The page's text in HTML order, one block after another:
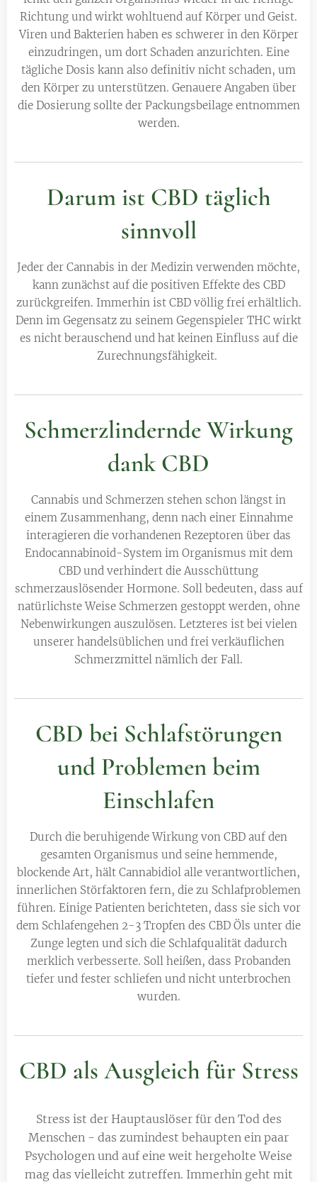
Richtung und wirkt wohltuend auf Körper und Geist.
Viren und Bakterien haben es schwerer in den Körper
einzudringen, um dort Schaden anzurichten. Eine
tägliche Dosis kann also definitiv nicht schaden, um
den Körper zu unterstützen. Genauere Angaben über
die Dosierung sollte der Packungsbeilage entnommen
werden.
Darum ist CBD täglich
sinnvoll
Jeder der Cannabis in der Medizin verwenden möchte,
kann zunächst auf die positiven Effekte des CBD
zurückgreifen. Immerhin ist CBD völlig frei erhältlich.
Denn im Gegensatz zu seinem Gegenspieler THC wirkt
es nicht berauschend und hat keinen Einfluss auf die
Zurechnungsfähigkeit.
Schmerzlindernde Wirkung
dank CBD
Cannabis und Schmerzen stehen schon längst in
einem Zusammenhang, denn nach einer Einnahme
interagieren die vorhandenen Rezeptoren über das
Endocannabinoid-System im Organismus mit dem
CBD und verhindert die Ausschüttung
schmerzauslösender Hormone. Soll bedeuten, dass auf
natürlichste Weise Schmerzen gestoppt werden, ohne
Nebenwirkungen auszulösen. Letzteres ist bei vielen
unserer handelsüblichen und frei verkäuflichen
Schmerzmittel nämlich der Fall.
CBD bei Schlafstörungen
und Problemen beim
Einschlafen
Durch die beruhigende Wirkung von CBD auf den
gesamten Organismus und seine hemmende,
blockende Art, hält Cannabidiol alle verantwortlichen,
innerlichen Störfaktoren fern, die zu Schlafproblemen
führen. Einige Patienten berichteten, dass sie sich vor
dem Schlafengehen 2-3 Tropfen des CBD Öls unter die
Zunge legten und sich die Schlafqualität dadurch
merklich verbesserte. Soll heißen, dass Probanden
tiefer und fester schliefen und nicht unterbrochen
wurden.
CBD als Ausgleich für Stress
Stress ist der Hauptauslöser für den Tod des
Menschen - das zumindest behaupten ein paar
Psychologen und auf eine weit hergeholte Weise
mag das vielleicht zutreffen. Immerhin geht mit